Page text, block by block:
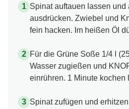
Spinat auftauen lassen
ausdrücken. Zwiebel und
fein hacken. Im heißen Öl
Für die Grüne Soße 1/4 l
Wasser zugießen und
einrühren. 1 Minute kochen
Spinat zufügen und